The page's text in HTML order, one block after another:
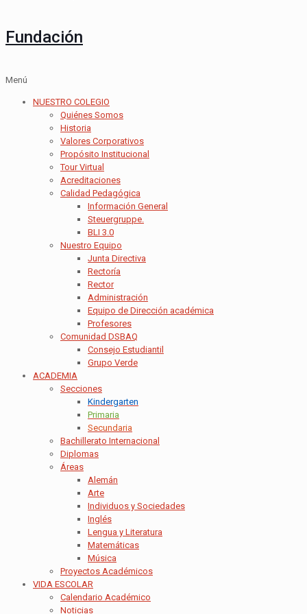
Fundación
Menú
NUESTRO COLEGIO
Quiénes Somos
Historia
Valores Corporativos
Propósito Institucional
Tour Virtual
Acreditaciones
Calidad Pedagógica
Información General
Steuergruppe.
BLI 3.0
Nuestro Equipo
Junta Directiva
Rectoría
Rector
Administración
Equipo de Dirección académica
Profesores
Comunidad DSBAQ
Consejo Estudiantil
Grupo Verde
ACADEMIA
Secciones
Kindergarten
Primaria
Secundaria
Bachillerato Internacional
Diplomas
Áreas
Alemán
Arte
Individuos y Sociedades
Inglés
Lengua y Literatura
Matemáticas
Música
Proyectos Académicos
VIDA ESCOLAR
Calendario Académico
Noticias